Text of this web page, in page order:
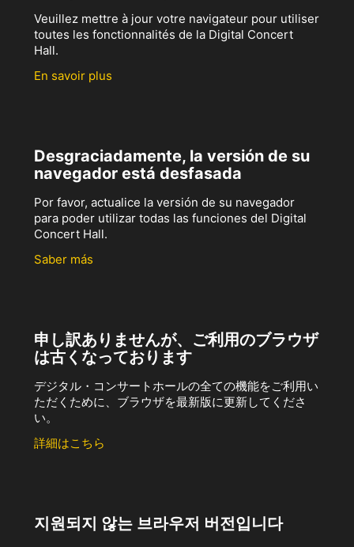
Veuillez mettre à jour votre navigateur pour utiliser
toutes les fonctionnalités de la Digital Concert
Hall.
En savoir plus
Desgraciadamente, la versión de su
navegador está desfasada
Por favor, actualice la versión de su navegador
para poder utilizar todas las funciones del Digital
Concert Hall.
Saber más
申し訳ありませんが、ご利用のブラウザ
は古くなっております
デジタル・コンサートホールの全ての機能をご利用い
ただくために、ブラウザを最新版に更新してくださ
い。
詳細はこちら
지원되지 않는 브라우저 버전입니다